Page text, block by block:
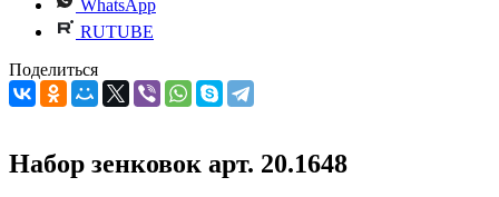
WhatsApp
RUTUBE
Поделиться
Набор зенковок арт. 20.1648